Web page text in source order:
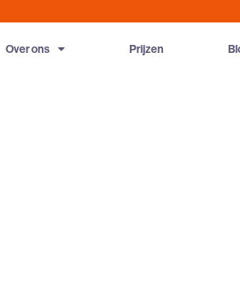
Over ons Prijzen